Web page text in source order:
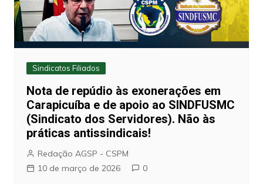
Sindicatos Filiados
Nota de repúdio às exonerações em
Carapicuíba e de apoio ao SINDFUSMC
(Sindicato dos Servidores). Não às
práticas antissindicais!
Redação AGSP - CSPM
10 de março de 2026
0